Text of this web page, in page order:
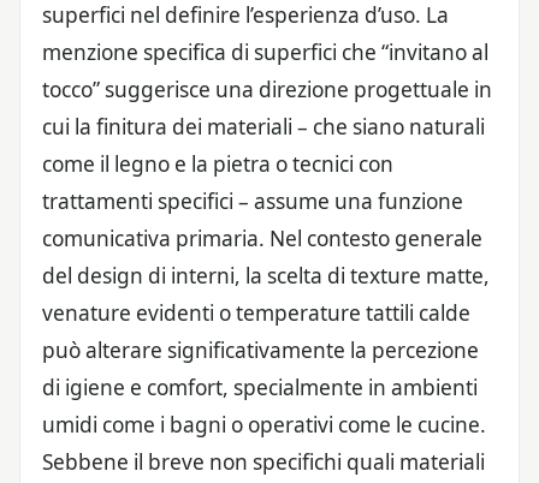
superfici nel definire l’esperienza d’uso. La
menzione specifica di superfici che “invitano al
tocco” suggerisce una direzione progettuale in
cui la finitura dei materiali – che siano naturali
come il legno e la pietra o tecnici con
trattamenti specifici – assume una funzione
comunicativa primaria. Nel contesto generale
del design di interni, la scelta di texture matte,
venature evidenti o temperature tattili calde
può alterare significativamente la percezione
di igiene e comfort, specialmente in ambienti
umidi come i bagni o operativi come le cucine.
Sebbene il breve non specifichi quali materiali